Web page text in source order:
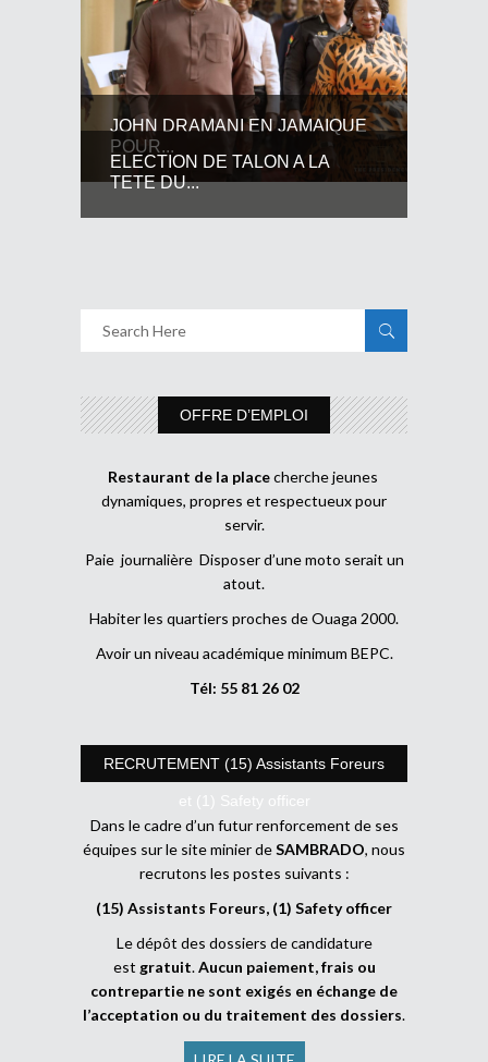
JOHN DRAMANI EN JAMAIQUE
POUR...
ELECTION DE TALON A LA
TETE DU...
OFFRE D’EMPLOI
Restaurant de la placecherche jeunes
dynamiques, propres et respectueux pour
servir.
Paie journalière Disposer d’une moto serait un
atout.
Habiter les quartiers proches de Ouaga 2000.
Avoir un niveau académique minimum BEPC.
Tél: 55 81 26 02
RECRUTEMENT (15) Assistants Foreurs
et (1) Safety officer
Dans le cadre d’un futur renforcement de ses
équipes sur le site minier deSAMBRADO, nous
recrutons les postes suivants :
(15) Assistants Foreurs, (1) Safety officer
Le dépôt des dossiers de candidature
est gratuit.Aucun paiement, frais ou
contrepartie ne sont exigés en échange de
l’acceptation ou du traitement des dossiers.